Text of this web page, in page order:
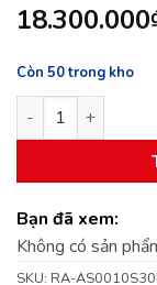
18.300.000
Còn 50 trong kho
Đồng hồ Nam
Bạn đã xem:
Không có sản
SKU: RA-